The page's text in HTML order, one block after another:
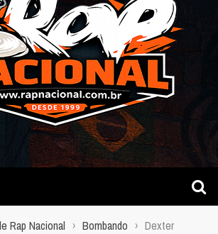
Rap Nacional › Bombando › Dexter